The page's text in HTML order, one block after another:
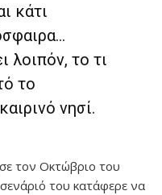
κάτι
λοιπόν, το τι
το
νησί.
τον Οκτώβριο του
του κατάφερε να